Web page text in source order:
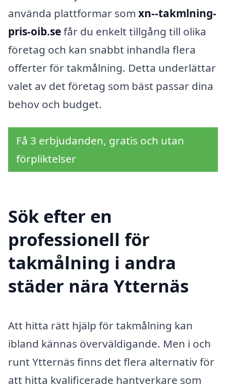
använda plattformar som xn--takmlning-
pris-oib.sefår du enkelt tillgång till olika
företag och kan snabbt inhandla flera
offerter för takmålning. Detta underlättar
valet av det företag som bäst passar dina
behov och budget.
Få 3 erbjudanden, gratis och utan
förpliktelser
Sök efter en
professionell för
takmålning i andra
städer nära Ytternäs
Att hitta rätt hjälp för takmålning kan
ibland kännas överväldigande. Men i och
runt Ytternäs finns det flera alternativ för
att hitta kvalificerade hantverkare som